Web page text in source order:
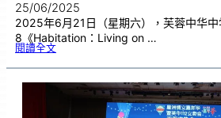
25/06/2025
2025年6月21日（星期六），芙蓉中华
8《Habitation：Living on …
閱讀全文:芙
空
程
|